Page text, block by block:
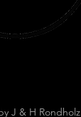
J & H Rondholz